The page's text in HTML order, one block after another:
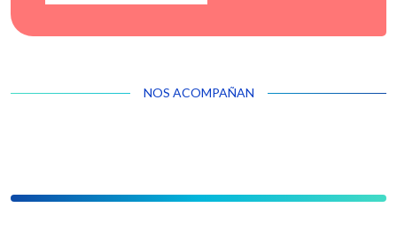
NOS ACOMPAÑAN